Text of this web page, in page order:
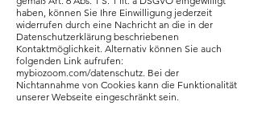
haben, können Sie Ihre Einwilligung jederzeit
widerrufen durch eine Nachricht an die in der
Datenschutzerklärung beschriebenen
Kontaktmöglichkeit. Alternativ können Sie auch
folgenden Link aufrufen:
mybiozoom.com/datenschutz. Bei der
Nichtannahme von Cookies kann die Funktionalität
unserer Webseite eingeschränkt sein.